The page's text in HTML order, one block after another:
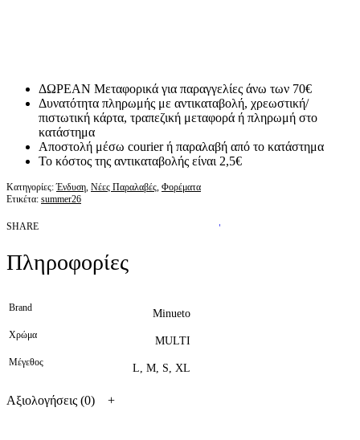
ΔΩΡΕΑΝ Μεταφορικά για παραγγελίες άνω των 70€
Δυνατότητα πληρωμής με αντικαταβολή, χρεωστική/
πιστωτική κάρτα, τραπεζική μεταφορά ή πληρωμή στο
κατάστημα
Αποστολή μέσω courier ή παραλαβή από το κατάστημα
Το κόστος της αντικαταβολής είναι 2,5€
Κατηγορίες:Ένδυση, Νέες Παραλαβές, Φορέματα
Ετικέτα: summer26
SHARE
Πληροφορίες
Brand Minueto
Χρώμα MULTI
Μέγεθος L, M, S, XL
Αξιολογήσεις (0)